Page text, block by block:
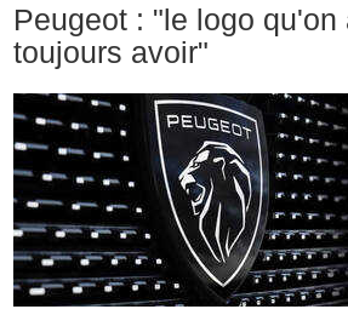
Peugeot : "le logo qu'on
toujours avoir"